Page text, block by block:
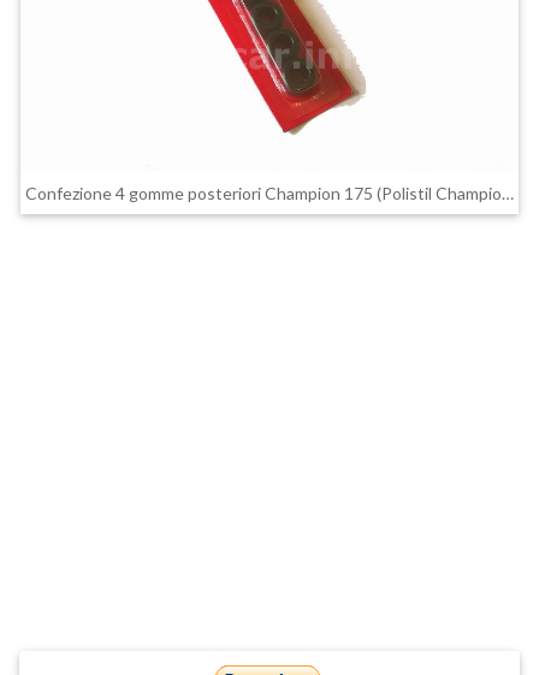
Confezione 4 gomme posteriori Champion 175 (Polistil Champion 175 - A234)